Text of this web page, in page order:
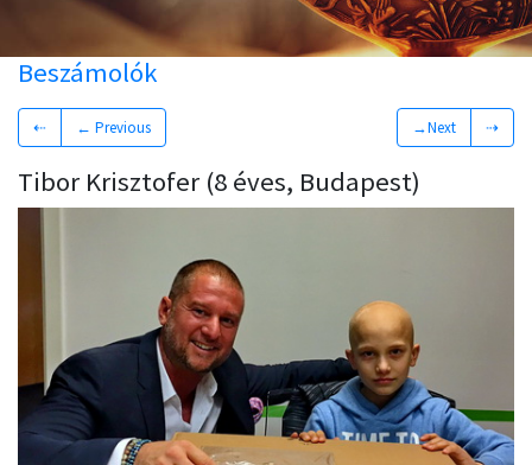
Beszámolók
⇠ ← Previous →Next ⇢
Tibor Krisztofer (8 éves, Budapest)